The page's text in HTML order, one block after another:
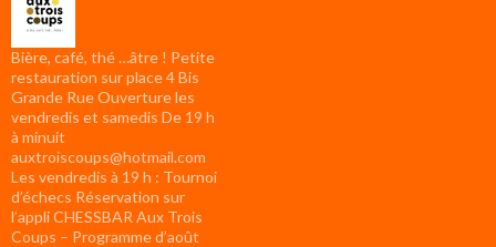
Bière, café, thé …âtre ! Petite
restauration sur place 4 Bis
Grande Rue Ouverture les
vendredis et samedis De 19 h
à minuit
auxtroiscoups@hotmail.com
Les vendredis à 19 h : Tournoi
d’échecs Réservation sur
l’appli CHESSBAR Aux Trois
Coups – Programme d’août